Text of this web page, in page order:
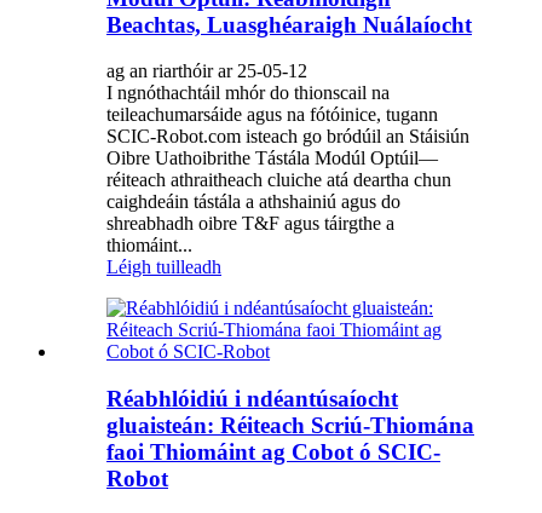
Beachtas, Luasghéaraigh Nuálaíocht
ag an riarthóir ar 25-05-12
I ngnóthachtáil mhór do thionscail na
teileachumarsáide agus na fótóinice, tugann
SCIC-Robot.com isteach go bródúil an Stáisiún
Oibre Uathoibrithe Tástála Modúl Optúil—
réiteach athraitheach cluiche atá deartha chun
caighdeáin tástála a athshainiú agus do
shreabhadh oibre T&F agus táirgthe a
thiomáint...
Léigh tuilleadh
Réabhlóidiú i ndéantúsaíocht
gluaisteán: Réiteach Scriú-Thiomána
faoi Thiomáint ag Cobot ó SCIC-
Robot